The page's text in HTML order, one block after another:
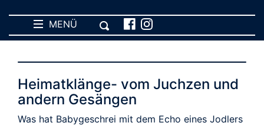
MENÜ
Heimatklänge- vom Juchzen und
andern Gesängen
Was hat Babygeschrei mit dem Echo eines Jodlers